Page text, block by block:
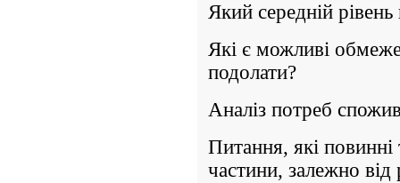
Який середній рівень
Які є можливі
подолати?
Аналіз потреб
Питання, які повинні
частини, залежно від